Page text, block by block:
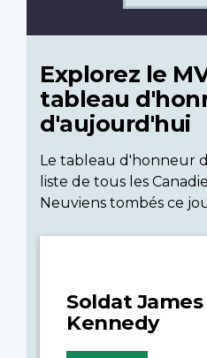
Explorez le
tableau
d'aujourd'hui
Le tableau d'honneur
liste de tous les
Neuviens tombés ce
Soldat James
Kennedy